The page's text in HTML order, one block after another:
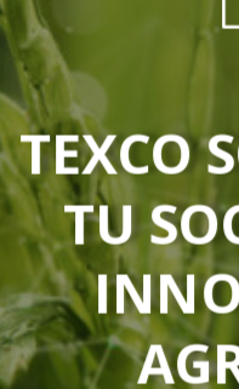
TEXCO
TU